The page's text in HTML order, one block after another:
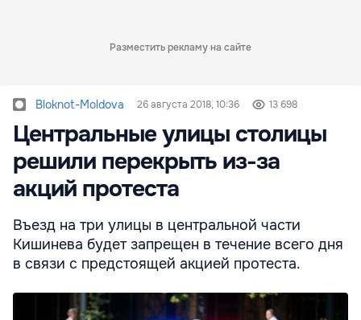
Разместить рекламу на сайте
Bloknot-Moldova 26 августа 2018, 10:36 13 698
Центральные улицы столицы
решили перекрыть из-за
акций протеста
Въезд на три улицы в центральной части
Кишинева будет запрещен в течение всего дня
в связи с предстоящей акцией протеста.